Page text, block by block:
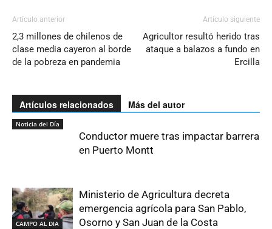
Artículo anterior
2,3 millones de chilenos de
clase media cayeron al borde
de la pobreza en pandemia
Artículo siguiente
Agricultor resultó herido tras
ataque a balazos a fundo en
Ercilla
Artículos relacionados Más del autor
Noticia del Día
Conductor muere tras impactar barrera
en Puerto Montt
CAMPO AL DIA
Ministerio de Agricultura decreta
emergencia agrícola para San Pablo,
Osorno y San Juan de la Costa